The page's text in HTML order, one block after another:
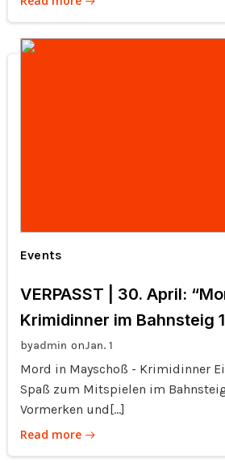
Events
VERPASST | 30. April:
Krimidinner im Bahnsteig 1
byadmin onJan. 1
Mord in Mayschoß - Krimidinner
Spaß zum Mitspielen im
Vormerken und[…]
Read more